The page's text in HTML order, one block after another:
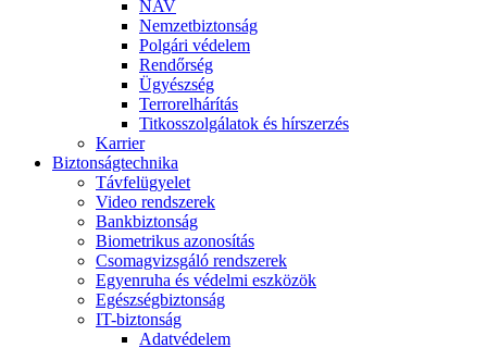
NAV
Nemzetbiztonság
Polgári védelem
Rendőrség
Ügyészség
Terrorelhárítás
Titkosszolgálatok és hírszerzés
Karrier
Biztonságtechnika
Távfelügyelet
Video rendszerek
Bankbiztonság
Biometrikus azonosítás
Csomagvizsgáló rendszerek
Egyenruha és védelmi eszközök
Egészségbiztonság
IT-biztonság
Adatvédelem